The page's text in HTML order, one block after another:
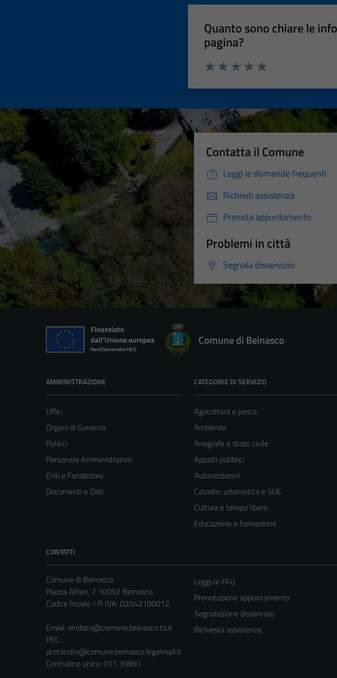
Quanto sono chiare le
pagina?
Contatta il Comune
Leggi le domande frequenti
Richiedi assistenza
Prenota appuntamento
Problemi in città
Segnala disservizio
Comune di Beinasco
AMMINISTRAZIONE
Uffici
Organi di Governo
Politici
Personale Amministrativo
Enti e Fondazioni
Documenti e Dati
CATEGORIE DI SERVIZIO
Agricoltura e pesca
Ambiente
Anagrafe e stato civile
Appalti pubblici
Autorizzazioni
Catasto, urbanistica e SUE
Cultura e tempo libero
Educazione e formazione
CONTATTI
Comune di Beinasco
Piazza Alfieri, 7 10092 Beinasco
Codice fiscale / P. IVA: 02042100012
Email: sindaco@comune.beinasco.to.it
PEC:
protocollo@comune.beinasco.legalmail.it
Centralino unico: 011 39891
Leggi le FAQ
Prenotazione appuntamento
Segnalazione disservizio
Richiesta assistenza